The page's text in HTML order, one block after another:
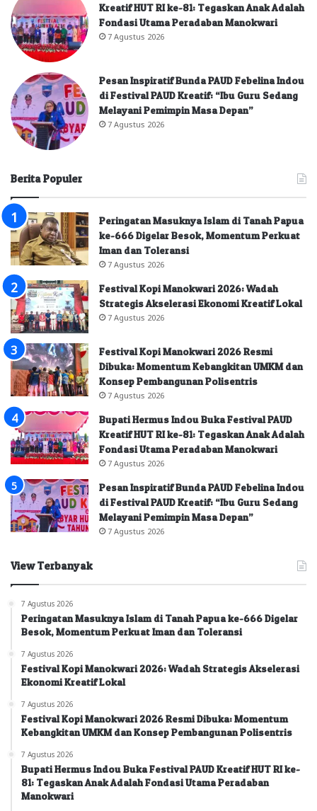
Kreatif HUT RI ke-81: Tegaskan Anak Adalah
Fondasi Utama Peradaban Manokwari
7 Agustus 2026
Pesan Inspiratif Bunda PAUD Febelina Indou
di Festival PAUD Kreatif: “Ibu Guru Sedang
Melayani Pemimpin Masa Depan”
7 Agustus 2026
Berita Populer
Peringatan Masuknya Islam di Tanah Papua
ke-666 Digelar Besok, Momentum Perkuat
Iman dan Toleransi
7 Agustus 2026
Festival Kopi Manokwari 2026: Wadah
Strategis Akselerasi Ekonomi Kreatif Lokal
7 Agustus 2026
Festival Kopi Manokwari 2026 Resmi
Dibuka: Momentum Kebangkitan UMKM dan
Konsep Pembangunan Polisentris
7 Agustus 2026
Bupati Hermus Indou Buka Festival PAUD
Kreatif HUT RI ke-81: Tegaskan Anak Adalah
Fondasi Utama Peradaban Manokwari
7 Agustus 2026
Pesan Inspiratif Bunda PAUD Febelina Indou
di Festival PAUD Kreatif: “Ibu Guru Sedang
Melayani Pemimpin Masa Depan”
7 Agustus 2026
View Terbanyak
7 Agustus 2026
Peringatan Masuknya Islam di Tanah Papua ke-666 Digelar
Besok, Momentum Perkuat Iman dan Toleransi
7 Agustus 2026
Festival Kopi Manokwari 2026: Wadah Strategis Akselerasi
Ekonomi Kreatif Lokal
7 Agustus 2026
Festival Kopi Manokwari 2026 Resmi Dibuka: Momentum
Kebangkitan UMKM dan Konsep Pembangunan Polisentris
7 Agustus 2026
Bupati Hermus Indou Buka Festival PAUD Kreatif HUT RI ke-
81: Tegaskan Anak Adalah Fondasi Utama Peradaban
Manokwari